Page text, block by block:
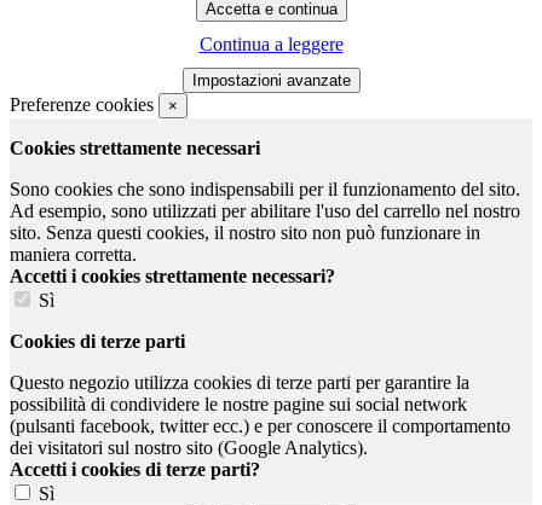
Continua a leggere
Preferenze cookies ×
Cookies strettamente necessari
Sono cookies che sono indispensabili per il funzionamento del sito.
Ad esempio, sono utilizzati per abilitare l'uso del carrello nel nostro
sito. Senza questi cookies, il nostro sito non può funzionare in
maniera corretta.
Accetti i cookies strettamente necessari?
Sì
Cookies di terze parti
Questo negozio utilizza cookies di terze parti per garantire la
possibilità di condividere le nostre pagine sui social network
(pulsanti facebook, twitter ecc.) e per conoscere il comportamento
dei visitatori sul nostro sito (Google Analytics).
Accetti i cookies di terze parti?
Sì